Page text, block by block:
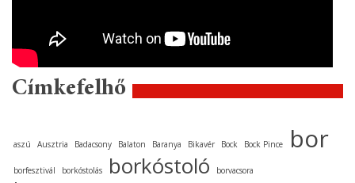
Címkefelhő
aszú Ausztria Badacsony Balaton Baranya Bikavér Bock Bock Pince bor
borfesztivál borkóstolás borkóstoló borvacsora